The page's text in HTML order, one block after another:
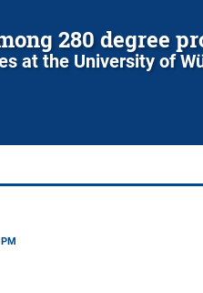
280 degree
at the University of